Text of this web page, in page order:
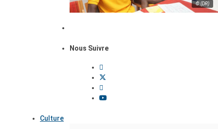
© (DR)
Nous Suivre
Culture